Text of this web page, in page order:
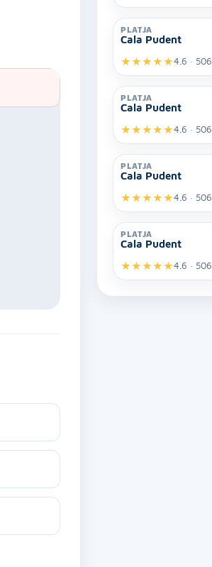
PLATJA
Cala Pudent
★★★★★4.6 · 506
PLATJA
Cala Pudent
★★★★★4.6 · 506
PLATJA
Cala Pudent
★★★★★4.6 · 506
PLATJA
Cala Pudent
★★★★★4.6 · 506